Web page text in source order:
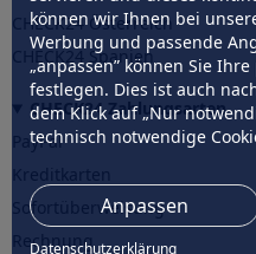
können wir Ihnen bei
Werbung und passende
„anpassen” können Sie
festlegen. Dies ist auch
dem Klick auf „Nur
technisch notwendige
Anpassen
Datenschutzerklärung
CHECK24 Österreich
CHECK24 Spanien
CHECK24 Zahlungsarten
PayPal
Sofortüberweisung
Rechnung